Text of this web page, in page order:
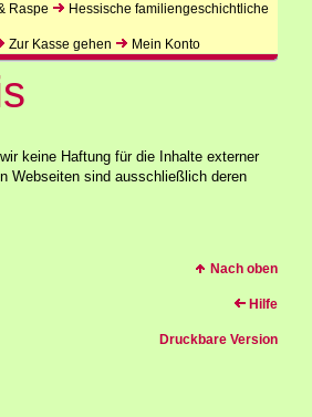
Raspe
Hessische familiengeschichtliche
Zur Kasse gehen Mein Konto
keine Haftung für die Inhalte externer
Webseiten sind ausschließlich deren
Nach oben
Hilfe
Druckbare Version